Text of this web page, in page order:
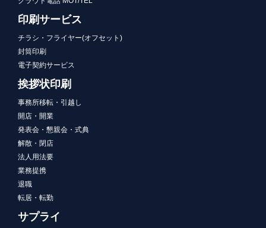
印刷サービス
チラシ・フライヤー(オフセット)
封筒印刷
電子契約サービス
挨拶状印刷
事務所移転・引越し
開店・開業
発表会・懇親会・式典
解散・閉店
法人用法要
業務提携
退職
転居・転勤
サプライ